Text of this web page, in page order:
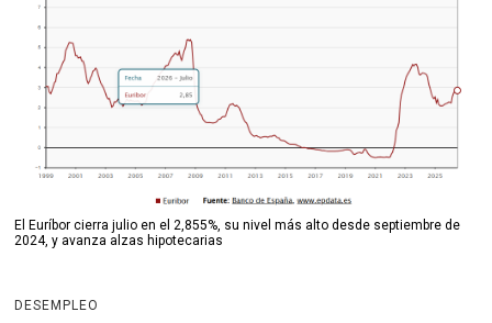
El Euríbor cierra julio en el 2,855%, su nivel más alto desde septiembre de
2024, y avanza alzas hipotecarias
DESEMPLEO